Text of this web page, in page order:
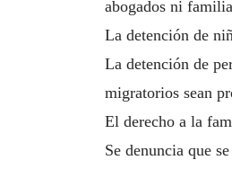
abogados ni
La detención de
La detención de
migratorios sean
El derecho a la
Se denuncia que